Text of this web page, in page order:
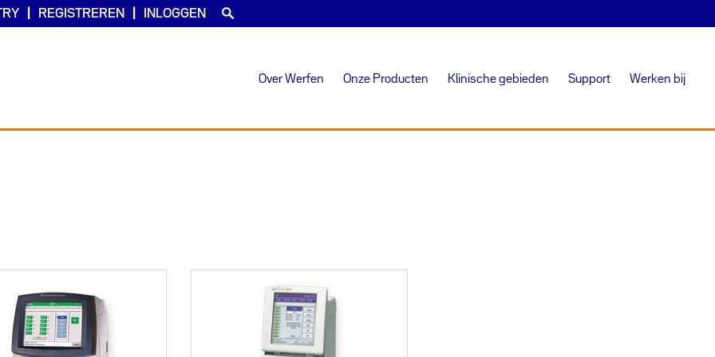
REGISTREREN INLOGGEN
Over Werfen Onze Producten Klinische gebieden Support Werken bij